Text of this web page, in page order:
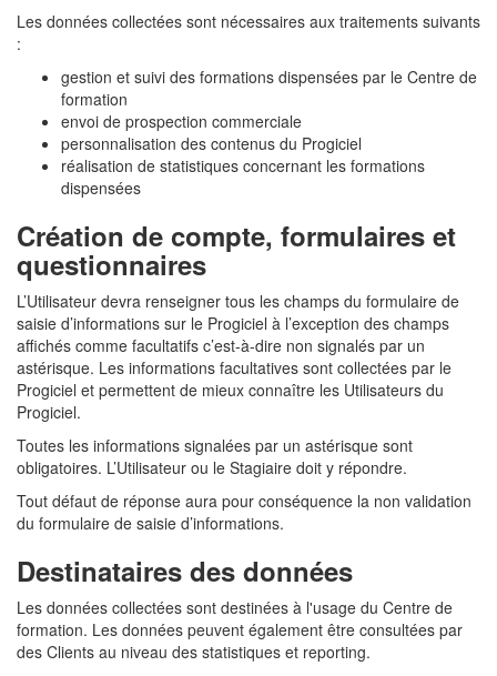
Les données collectées sont nécessaires aux traitements suivants
:
gestion et suivi des formations dispensées par le Centre de
formation
envoi de prospection commerciale
personnalisation des contenus du Progiciel
réalisation de statistiques concernant les formations
dispensées
Création de compte, formulaires et
questionnaires
L’Utilisateur devra renseigner tous les champs du formulaire de
saisie d’informations sur le Progiciel à l’exception des champs
affichés comme facultatifs c’est-à-dire non signalés par un
astérisque. Les informations facultatives sont collectées par le
Progiciel et permettent de mieux connaître les Utilisateurs du
Progiciel.
Toutes les informations signalées par un astérisque sont
obligatoires. L’Utilisateur ou le Stagiaire doit y répondre.
Tout défaut de réponse aura pour conséquence la non validation
du formulaire de saisie d’informations.
Destinataires des données
Les données collectées sont destinées à l'usage du Centre de
formation. Les données peuvent également être consultées par
des Clients au niveau des statistiques et reporting.